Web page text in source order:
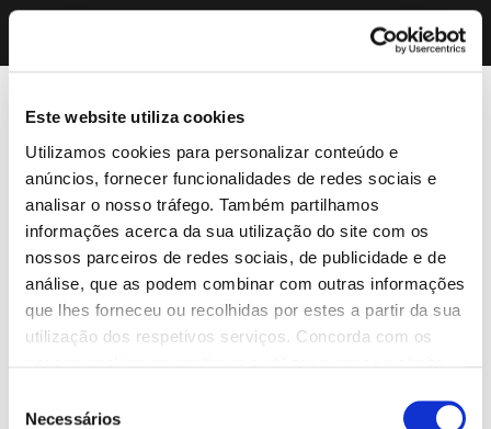
Este website utiliza cookies
Utilizamos cookies para personalizar conteúdo e
anúncios, fornecer funcionalidades de redes sociais e
analisar o nosso tráfego. Também partilhamos
informações acerca da sua utilização do site com os
nossos parceiros de redes sociais, de publicidade e de
análise, que as podem combinar com outras informações
que lhes forneceu ou recolhidas por estes a partir da sua
utilização dos respetivos serviços. Concorda com os
Necessários